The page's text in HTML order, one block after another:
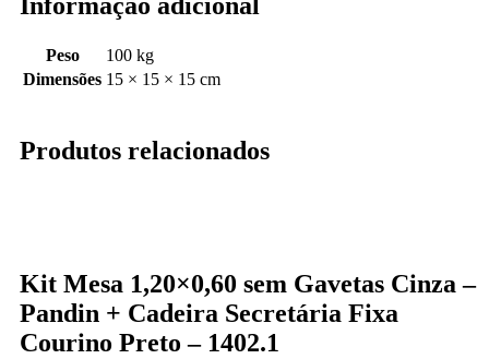
Peso
100 kg
Dimensões 15 × 15 × 15 cm
Produtos relacionados
Kit Mesa 1,20×0,60 sem Gavetas Cinza –
Pandin + Cadeira Secretária Fixa
Courino Preto – 1402.1